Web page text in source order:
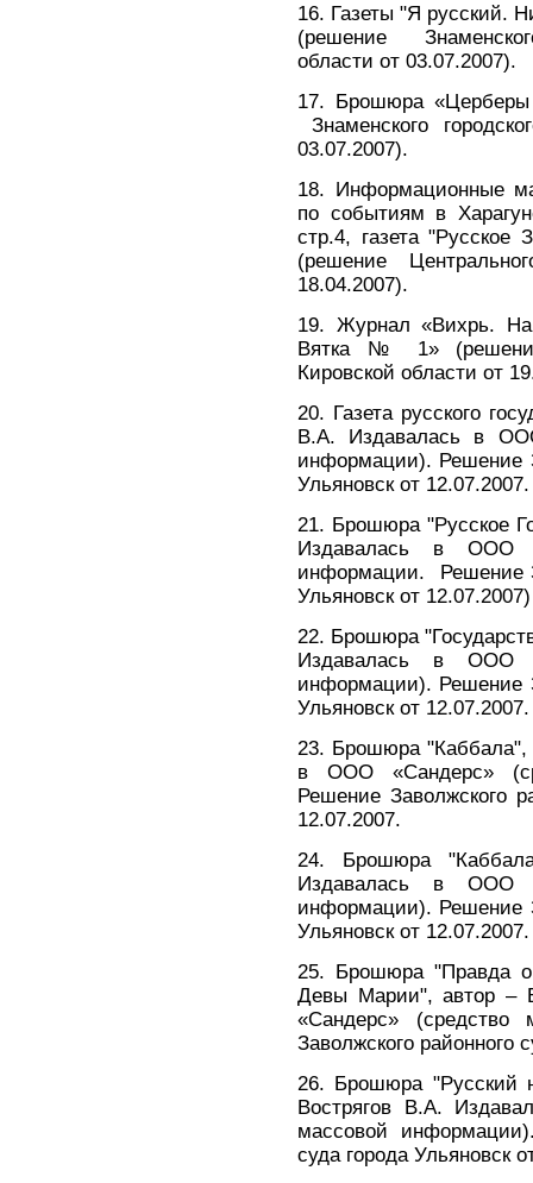
16. Газеты "Я русский.
(решение
области от 03.07.2007).
17. Брошюра
Знаменского
03.07.2007).
18. Информационные
по событиям в
стр.4, газета
(решение
18.04.2007).
19. Журнал «Вихрь.
Вятка № 1» (решение
Кировской области от
20. Газета русского
В.А. Издавалась в
информации). Решение
Ульяновск от 12.07.2007.
21. Брошюра "Русское
Издавалась в ООО
информации. Решение
Ульяновск от
22. Брошюра
Издавалась в ООО
информации). Решение
Ульяновск от 12.07.2007.
23. Брошюра "Каббала",
в ООО «Сандерс»
Решение Заволжского
12.07.2007.
24. Брошюра
Издавалась в ООО
информации). Решение
Ульяновск от 12.07.2007.
25. Брошюра "Правда
Девы Марии", автор –
«Сандерс» (средство
Заволжского районного
26. Брошюра "Русский
Вострягов В.А.
массовой
суда города Ульяновск